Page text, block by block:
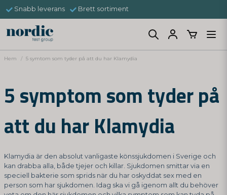
Snabb leverans Brett sortiment
Hem 5 symtom som tyder på att du har Klamydia
5 symptom som tyder på
att du har Klamydia
Klamydia är den absolut vanligaste könssjukdomen i Sverige och
kan drabba alla, både tjejer och killar. Sjukdomen smittar via en
speciell bakterie som sprids när du har oskyddat sex med en
person som har sjukdomen. Idag ska vi gå igenom allt du behöver